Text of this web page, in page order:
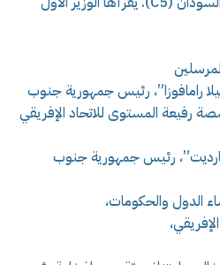
رامافوزا”، رئيس جمهورية جنوب
رفيعة المستوى للاتحاد الإفريقي
رئيس جمهورية جنوب
الدول والحكومات،